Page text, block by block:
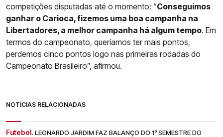
competições disputadas até o momento: “Conseguimos
ganhar o Carioca, fizemos uma boa campanha na
Libertadores, a melhor campanha há algum tempo. Em
termos do campeonato, queríamos ter mais pontos,
perdemos cinco pontos logo nas primeiras rodadas do
Campeonato Brasileiro”, afirmou.
NOTÍCIAS RELACIONADAS
Futebol. LEONARDO JARDIM FAZ BALANÇO DO 1º SEMESTRE DO